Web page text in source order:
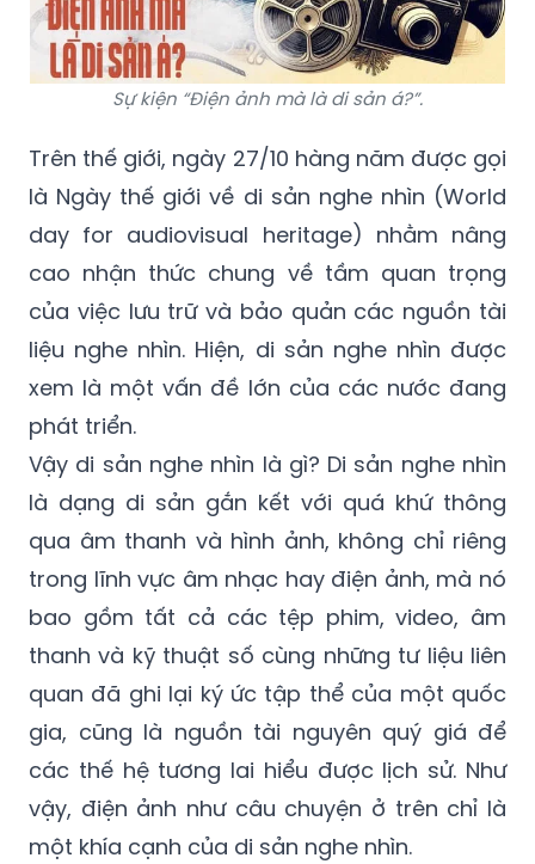
Sự kiện “Điện ảnh mà là di sản á?”.
Trên thế giới, ngày 27/10 hàng năm được gọi
là Ngày thế giới về di sản nghe nhìn (World
day for audiovisual heritage) nhằm nâng
cao nhận thức chung về tầm quan trọng
của việc lưu trữ và bảo quản các nguồn tài
liệu nghe nhìn. Hiện, di sản nghe nhìn được
xem là một vấn đề lớn của các nước đang
phát triển.
Vậy di sản nghe nhìn là gì? Di sản nghe nhìn
là dạng di sản gắn kết với quá khứ thông
qua âm thanh và hình ảnh, không chỉ riêng
trong lĩnh vực âm nhạc hay điện ảnh, mà nó
bao gồm tất cả các tệp phim, video, âm
thanh và kỹ thuật số cùng những tư liệu liên
quan đã ghi lại ký ức tập thể của một quốc
gia, cũng là nguồn tài nguyên quý giá để
các thế hệ tương lai hiểu được lịch sử. Như
vậy, điện ảnh như câu chuyện ở trên chỉ là
một khía cạnh của di sản nghe nhìn.